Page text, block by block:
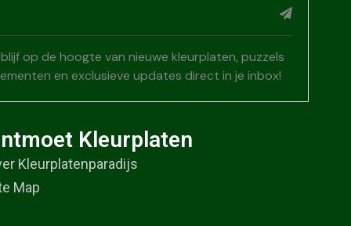
op de hoogte van nieuwe kleurplaten, puzzels
en exclusieve updates direct in je inbox!
Kleurplaten
Kleurplatenparadijs
Map